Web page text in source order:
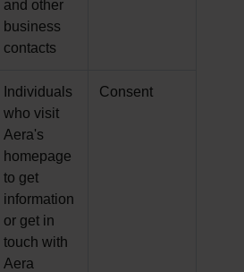
and other
business
contacts
Individuals
who visit
Aera's
homepage
to get
information
or get in
touch with
Aera
Consent